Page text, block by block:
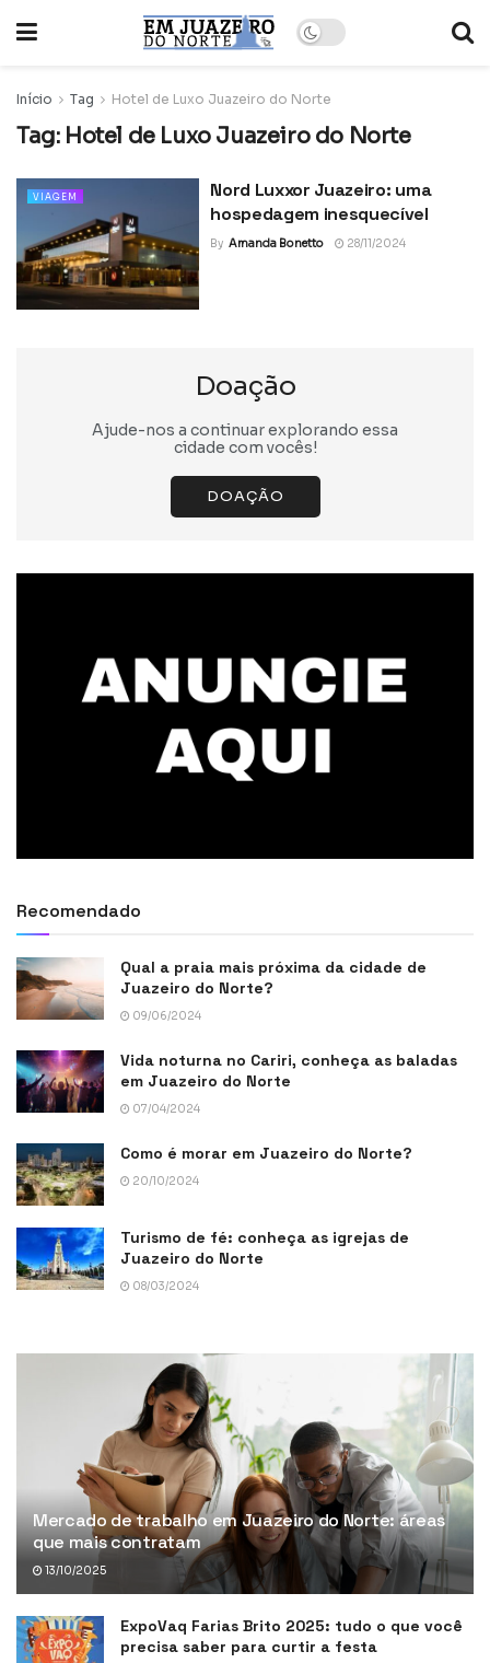
Início Tag Hotel de Luxo Juazeiro do Norte
Tag: Hotel de Luxo Juazeiro do Norte
VIAGEM
Nord Luxxor Juazeiro: uma
hospedagem inesquecível
By Amanda Bonetto 28/11/2024
Doação
Ajude-nos a continuar explorando essa
cidade com vocês!
DOAÇÃO
Recomendado
Qual a praia mais próxima da cidade de
Juazeiro do Norte?
09/06/2024
Vida noturna no Cariri, conheça as baladas
em Juazeiro do Norte
07/04/2024
Como é morar em Juazeiro do Norte?
20/10/2024
Turismo de fé: conheça as igrejas de
Juazeiro do Norte
08/03/2024
Mercado de trabalho em Juazeiro do Norte: áreas
que mais contratam
13/10/2025
ExpoVaq Farias Brito 2025: tudo o que você
precisa saber para curtir a festa